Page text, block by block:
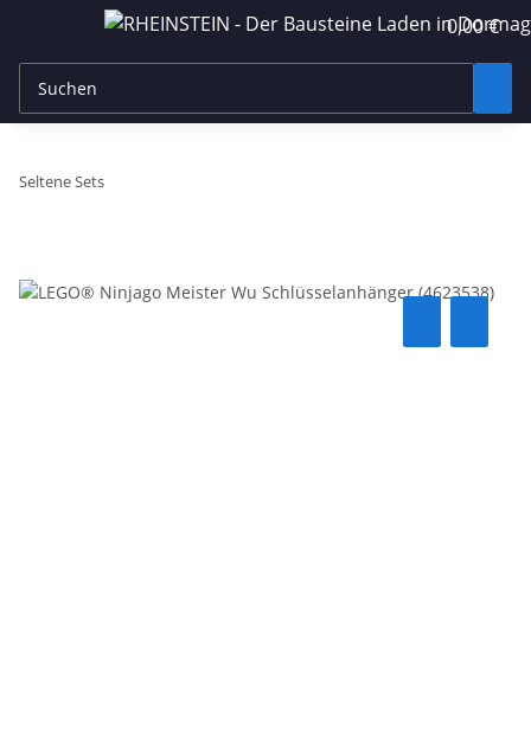
0,00 €
Seltene Sets